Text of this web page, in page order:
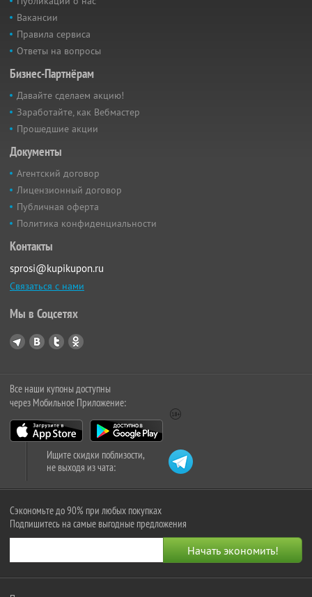
Вакансии
Правила сервиса
Ответы на вопросы
Бизнес-Партнёрам
Давайте сделаем акцию!
Заработайте, как Вебмастер
Прошедшие акции
Документы
Агентский договор
Лицензионный договор
Публичная оферта
Политика конфиденциальности
Контакты
sprosi@kupikupon.ru
Связаться с нами
Мы в Соцсетях
Все наши купоны доступны
через Мобильное Приложение:
Ищите скидки поблизости,
не выходя из чата:
Сэкономьте до 90% при любых покупках
Подпишитесь на самые выгодные предложения